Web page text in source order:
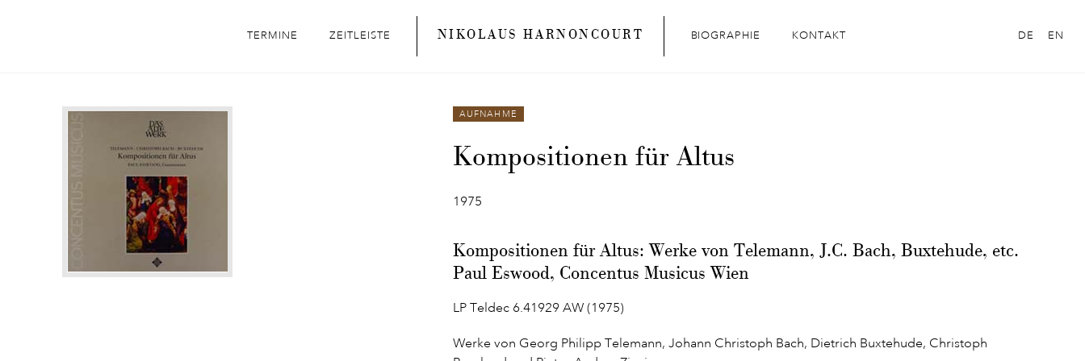
TERMINE ZEITLEISTE NIKOLAUS HARNONCOURT BIOGRAPHIE KONTAKT DE EN
AUFNAHME
Kompositionen für Altus
1975
Kompositionen für Altus: Werke von Telemann, J.C. Bach, Buxtehude, etc.
Paul Eswood, Concentus Musicus Wien
LP Teldec 6.41929 AW (1975)
Werke von Georg Philipp Telemann, Johann Christoph Bach, Dietrich Buxtehude, Christoph